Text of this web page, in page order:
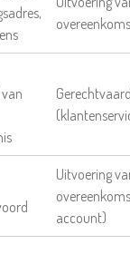
Uitvoering
account)